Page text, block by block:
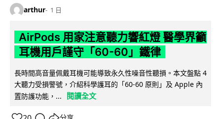
arthur 1 日
AirPods 用家注意聽力響紅燈 醫學界籲
耳機用戶謹守「60-60」鐵律
長時間高音量佩戴耳機可能導致永久性噪音性聽損。本文盤點 4
大聽力受損警號，介紹科學護耳的「60-60 原則」及 Apple 內
置防護功能，...
閱讀全文